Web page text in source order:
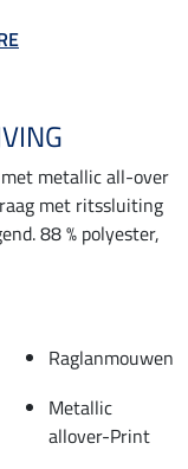
metallic all-over
met ritssluiting
88 % polyester,
Raglanmouwen
Metallic
allover-Print